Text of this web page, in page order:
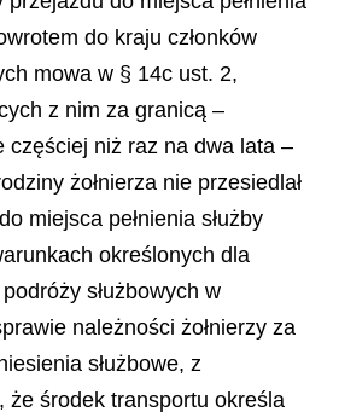
do kraju członków
mowa w § 14c ust. 2,
z nim za granicą –
częściej niż raz na dwa lata –
żołnierza nie przesiedlał
miejsca pełnienia służby
określonych dla
służbowych w
należności żołnierzy za
służbowe, z
że środek transportu określa